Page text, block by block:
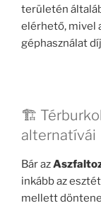
területén
elérhető, mivel
géphasználat
🏗️
alternatívái
Bár az
inkább az
mellett